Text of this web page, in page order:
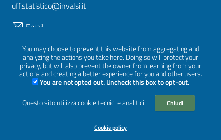
You may choose to prevent this website from aggregating and
analyzing the actions you take here. Doing so will protect your
privacy, but will also prevent the owner from learning from your
actions and creating a better experience for you and other users.
You are not opted out. Uncheck this box to opt-out.
Questo sito utilizza cookie tecnici e analitici.
Chiudi
Cookie policy
uff.statistico@invalsi.it
Email
FOLLOW US ON
Sezione Link Utili
| Credits